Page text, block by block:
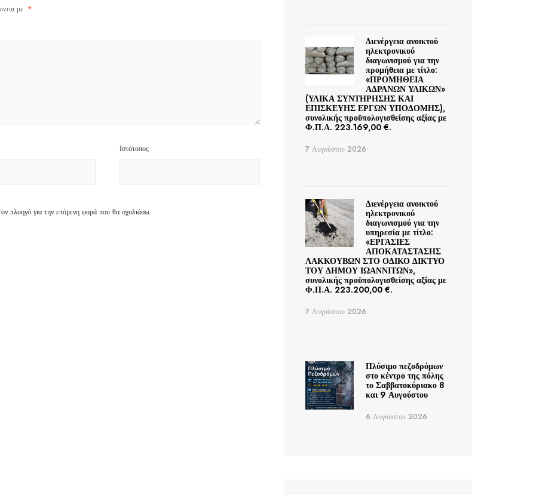
με *
Ιστότοπος
πλοηγό για την επόμενη φορά που θα σχολιάσω.
Διενέργεια ανοικτού
ηλεκτρονικού
διαγωνισμού για την
προμήθεια με τίτλο:
«ΠΡΟΜΗΘΕΙΑ
ΑΔΡΑΝΩΝ ΥΛΙΚΩΝ»
(ΥΛΙΚΑ ΣΥΝΤΗΡΗΣΗΣ ΚΑΙ
ΕΠΙΣΚΕΥΗΣ ΕΡΓΩΝ ΥΠΟΔΟΜΗΣ),
συνολικής προϋπολογισθείσης αξίας με
Φ.Π.Α. 223.169,00 €.
7 Αυγούστου 2026
Διενέργεια ανοικτού
ηλεκτρονικού
διαγωνισμού για την
υπηρεσία με τίτλο:
«ΕΡΓΑΣΙΕΣ
ΑΠΟΚΑΤΑΣΤΑΣΗΣ
ΛΑΚΚΟΥΒΩΝ ΣΤΟ ΟΔΙΚΟ ΔΙΚΤΥΟ
ΤΟΥ ΔΗΜΟΥ ΙΩΑΝΝΙΤΩΝ»,
συνολικής προϋπολογισθείσης αξίας με
Φ.Π.Α. 223.200,00 €.
7 Αυγούστου 2026
Πλύσιμο πεζοδρόμων
στο κέντρο της πόλης
το Σαββατοκύριακο 8
και 9 Αυγούστου
6 Αυγούστου 2026